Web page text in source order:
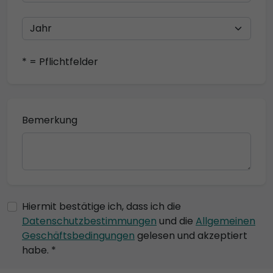
* = Pflichtfelder
Bemerkung
Hiermit bestätige ich, dass ich die
Datenschutzbestimmungen und die Allgemeinen
Geschäftsbedingungen gelesen und akzeptiert
habe. *